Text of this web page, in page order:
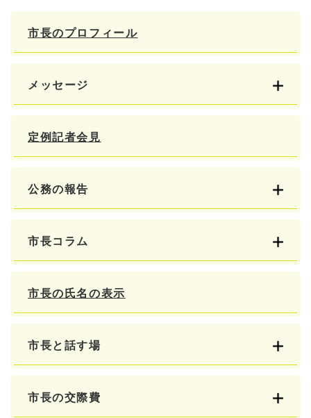
市長のプロフィール
メッセージ
定例記者会見
公務の報告
市長コラム
市長の氏名の表示
市長と話す場
市長の交際費